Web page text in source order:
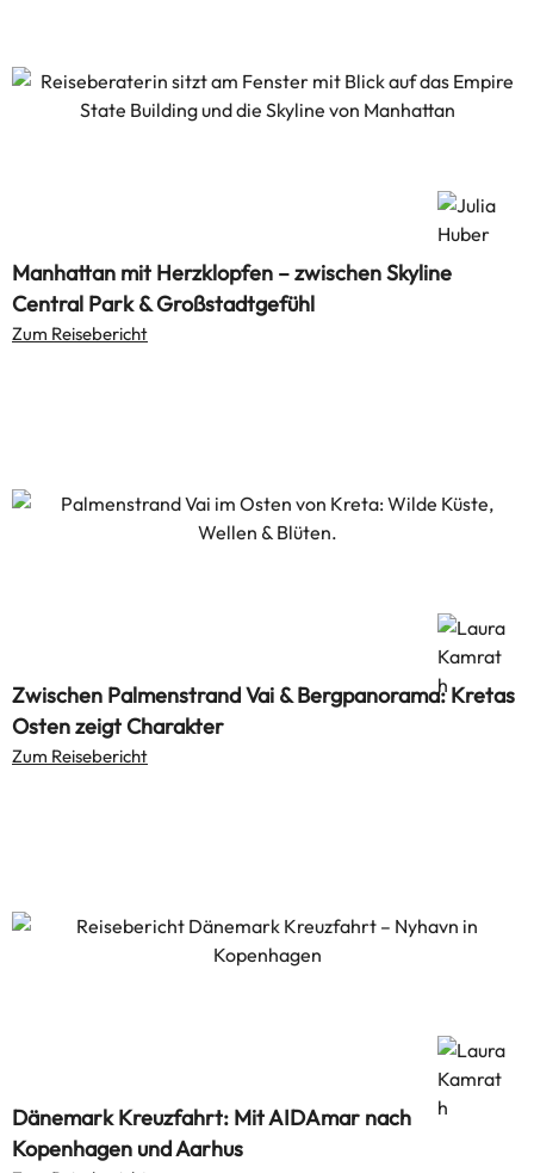
Manhattan mit Herzklopfen – zwischen Skyline
Central Park & Großstadtgefühl
Zum Reisebericht
Zwischen Palmenstrand Vai & Bergpanorama: Kretas
Osten zeigt Charakter
Zum Reisebericht
Dänemark Kreuzfahrt: Mit AIDAmar nach
Kopenhagen und Aarhus